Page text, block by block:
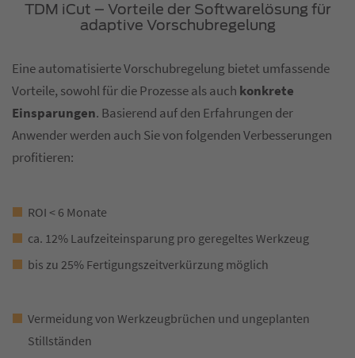
TDM iCut – Vorteile der Softwarelösung für
adaptive Vorschubregelung
Eine automatisierte Vorschubregelung bietet umfassende
Vorteile, sowohl für die Prozesse als auch konkrete
Einsparungen. Basierend auf den Erfahrungen der
Anwender werden auch Sie von folgenden Verbesserungen
profitieren:
ROI < 6 Monate
ca. 12% Laufzeiteinsparung pro geregeltes Werkzeug
bis zu 25% Fertigungszeitverkürzung möglich
Vermeidung von Werkzeugbrüchen und ungeplanten
Stillständen